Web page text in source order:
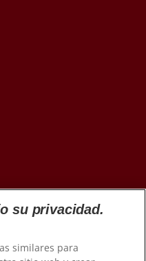
su privacidad.
similares para